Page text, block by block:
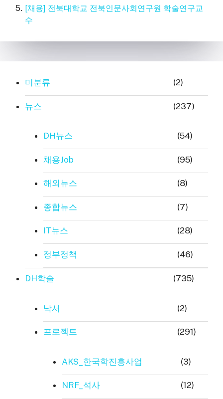
[채용] 전북대학교 전북인문사회연구원 학술연구교
수
미분류 (2)
뉴스 (237)
DH뉴스 (54)
채용Job (95)
해외뉴스 (8)
종합뉴스 (7)
IT뉴스 (28)
정부정책 (46)
DH학술 (735)
낙서 (2)
프로젝트 (291)
AKS_한국학진흥사업 (3)
NRF_석사 (12)